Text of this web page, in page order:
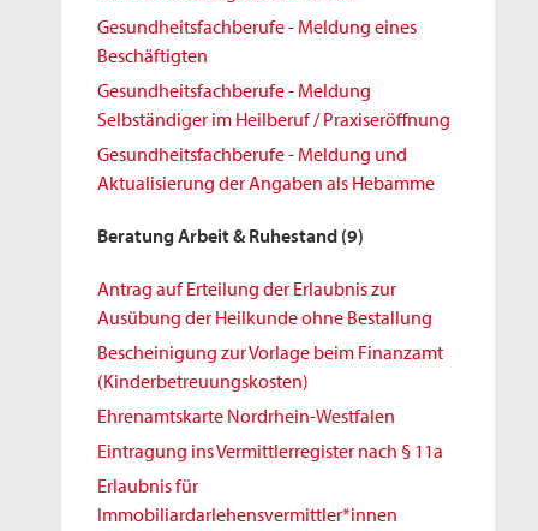
Gesundheitsfachberufe - Meldung eines
Beschäftigten
Gesundheitsfachberufe - Meldung
Selbständiger im Heilberuf / Praxiseröffnung
Gesundheitsfachberufe - Meldung und
Aktualisierung der Angaben als Hebamme
Beratung Arbeit & Ruhestand (9)
Antrag auf Erteilung der Erlaubnis zur
Ausübung der Heilkunde ohne Bestallung
Bescheinigung zur Vorlage beim Finanzamt
(Kinderbetreuungskosten)
Ehrenamtskarte Nordrhein-Westfalen
Eintragung ins Vermittlerregister nach § 11a
Erlaubnis für
Immobiliardarlehensvermittler*innen